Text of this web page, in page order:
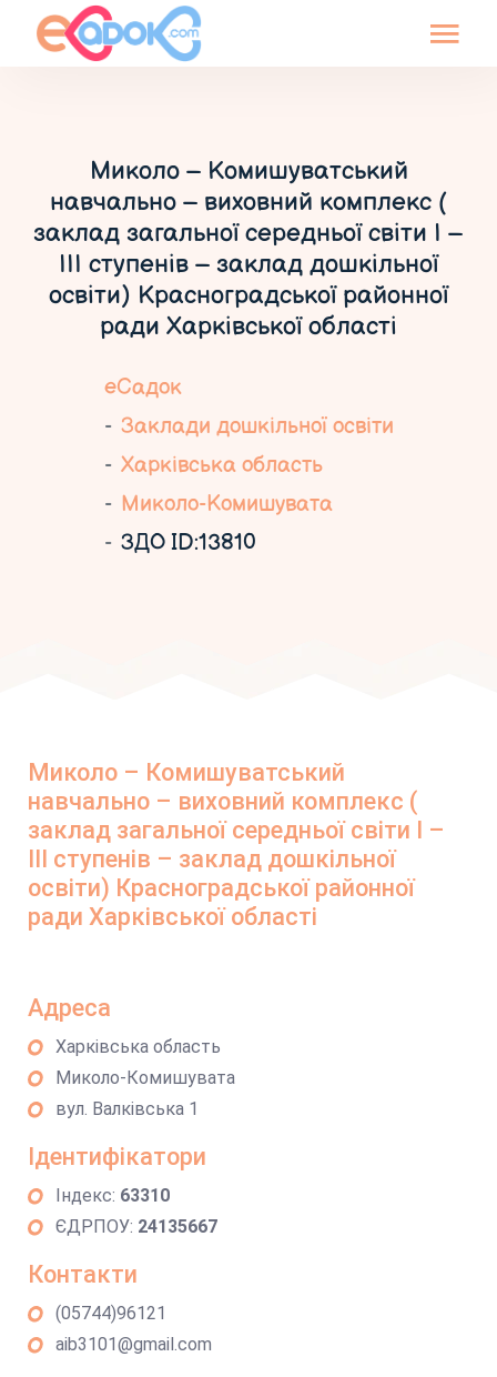
Миколо – Комишуватський
навчально – виховний комплекс (
заклад загальної середньої світи І –
ІІІ ступенів – заклад дошкільної
освіти) Красноградської районної
ради Харківської області
еСадок
Заклади дошкільної освіти
Харківська область
Миколо-Комишувата
ЗДО ID:13810
Миколо – Комишуватський
навчально – виховний комплекс (
заклад загальної середньої світи І –
ІІІ ступенів – заклад дошкільної
освіти) Красноградської районної
ради Харківської області
Адреса
Харківська область
Миколо-Комишувата
вул. Валківська 1
Ідентифікатори
Індекс: 63310
ЄДРПОУ: 24135667
Контакти
(05744)96121
aib3101@gmail.com